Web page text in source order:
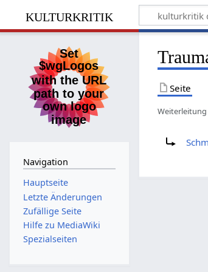
kulturkritik
Seite
Weiterleitung
Navigation
Hauptseite
Letzte Änderungen
Zufällige Seite
Hilfe zu MediaWiki
Spezialseiten